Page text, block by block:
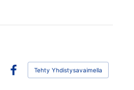
Facebook
Tehty Yhdistysavaimella